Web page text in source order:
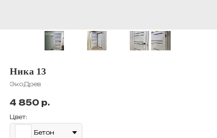
Ника 13
ЭкоДрев
4 850 р.
Цвет:
Бетон